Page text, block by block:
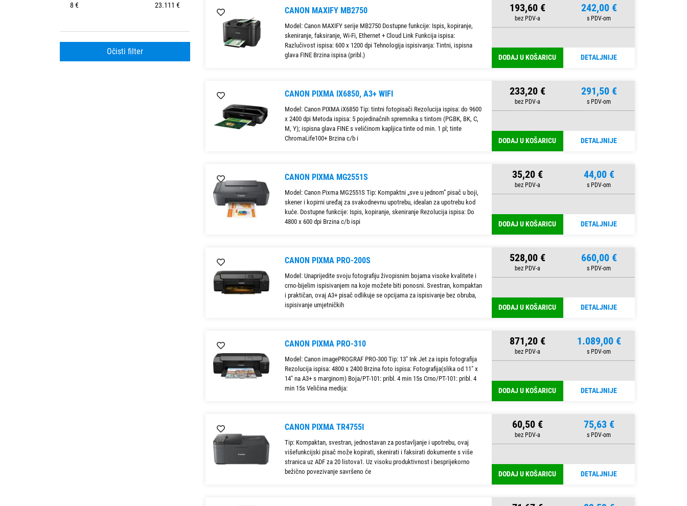
8 € 23.111 €
Očisti filter
CANON MAXIFY MB2750
Model: Canon MAXIFY serije MB2750 Dostupne funkcije: Ispis, kopiranje,
skeniranje, faksiranje, Wi-Fi, Ethernet + Cloud Link Funkcija ispisa:
Razlučivost ispisa: 600 x 1200 dpi Tehnologija ispisivanja: Tintni, ispisna
glava FINE Brzina ispisa (pribl.)
193,60 € 242,00 €
DODAJ U KOŠARICU DETALJNIJE
CANON PIXMA IX6850, A3+ WIFI
Model: Canon PIXMA iX6850 Tip: tintni fotopisači Rezolucija ispisa: do 9600
x 2400 dpi Metoda ispisa: 5 pojedinačnih spremnika s tintom (PGBK, BK, C,
M, Y); ispisna glava FINE s veličinom kapljica tinte od min. 1 pl; tinte
ChromaLife100+ Brzina c/b i
233,20 € 291,50 €
DODAJ U KOŠARICU DETALJNIJE
CANON PIXMA MG2551S
Model: Canon Pixma MG2551S Tip: Kompaktni „sve u jednom” pisač u boji,
skener i kopirni uređaj za svakodnevnu upotrebu, idealan za upotrebu kod
kuće. Dostupne funkcije: Ispis, kopiranje, skeniranje Rezolucija ispisa: Do
4800 x 600 dpi Brzina c/b ispi
35,20 € 44,00 €
DODAJ U KOŠARICU DETALJNIJE
CANON PIXMA PRO-200S
Model: Unaprijedite svoju fotografiju živopisnim bojama visoke kvalitete i
crno-bijelim ispisivanjem na koje možete biti ponosni. Svestran, kompaktan
i praktičan, ovaj A3+ pisač odlikuje se opcijama za ispisivanje bez obruba,
ispisivanje umjetničkih
528,00 € 660,00 €
DODAJ U KOŠARICU DETALJNIJE
CANON PIXMA PRO-310
Model: Canon imagePROGRAF PRO-300 Tip: 13" Ink Jet za ispis fotografija
Rezolucija ispisa: 4800 x 2400 Brzina foto ispisa: Fotografija(slika od 11" x
14" na A3+ s marginom) Boja/PT-101: pribl. 4 min 15s Crno/PT-101: pribl. 4
min 15s Veličina medija:
871,20 € 1.089,00 €
DODAJ U KOŠARICU DETALJNIJE
CANON PIXMA TR4755I
Tip: Kompaktan, svestran, jednostavan za postavljanje i upotrebu, ovaj
višefunkcijski pisač može kopirati, skenirati i faksirati dokumente s više
stranica uz ADF za 20 listova1. Uz visoku produktivnost i besprijekorno
bežično povezivanje savršeno će
60,50 € 75,63 €
DODAJ U KOŠARICU DETALJNIJE